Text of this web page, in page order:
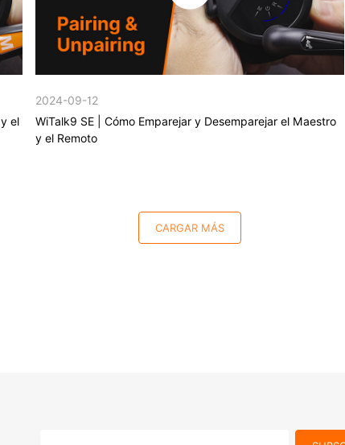
el
2024-09-12
WiTalk9 SE | Cómo Emparejar y Desemparejar el Maestro
y el Remoto
CARGAR MÁS